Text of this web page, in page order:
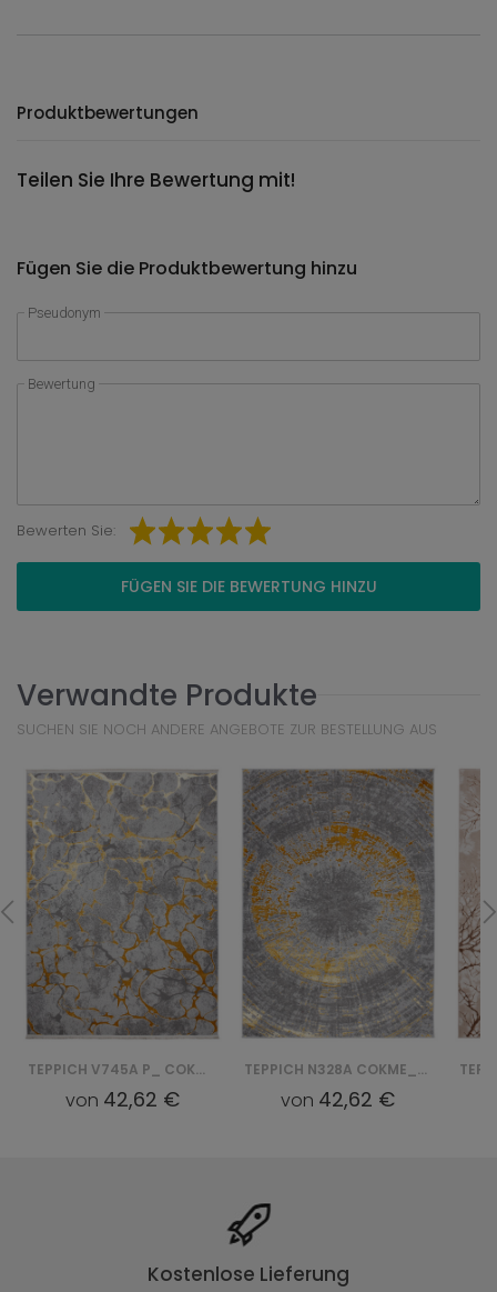
Produktbewertungen
Teilen Sie Ihre Bewertung mit!
Fügen Sie die Produktbewertung hinzu
Pseudonym
Bewertung
Bewerten Sie:
FÜGEN SIE DIE BEWERTUNG HINZU
Verwandte Produkte
SUCHEN SIE NOCH ANDERE ANGEBOTE ZUR BESTELLUNG AUS
TEPPICH V745A P_ COKME_AGRI PALERMO - ZŁOTY
von42,62 €
TEPPICH N328A COKME_AGRI P_ PALERMO - ZŁOTY
von42,62 €
Kostenlose Lieferung